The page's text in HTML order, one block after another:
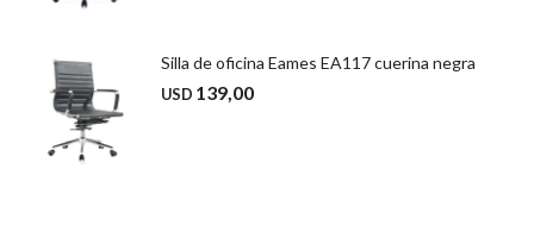
Silla de oficina Eames EA117 cuerina negra
USD 139,00